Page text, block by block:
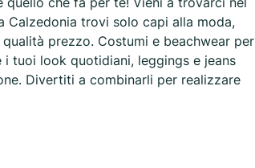
Calzedonia trovi solo capi alla moda,
prezzo. Costumi e beachwear per
tuoi look quotidiani, leggings e jeans
Divertiti a combinarli per realizzare